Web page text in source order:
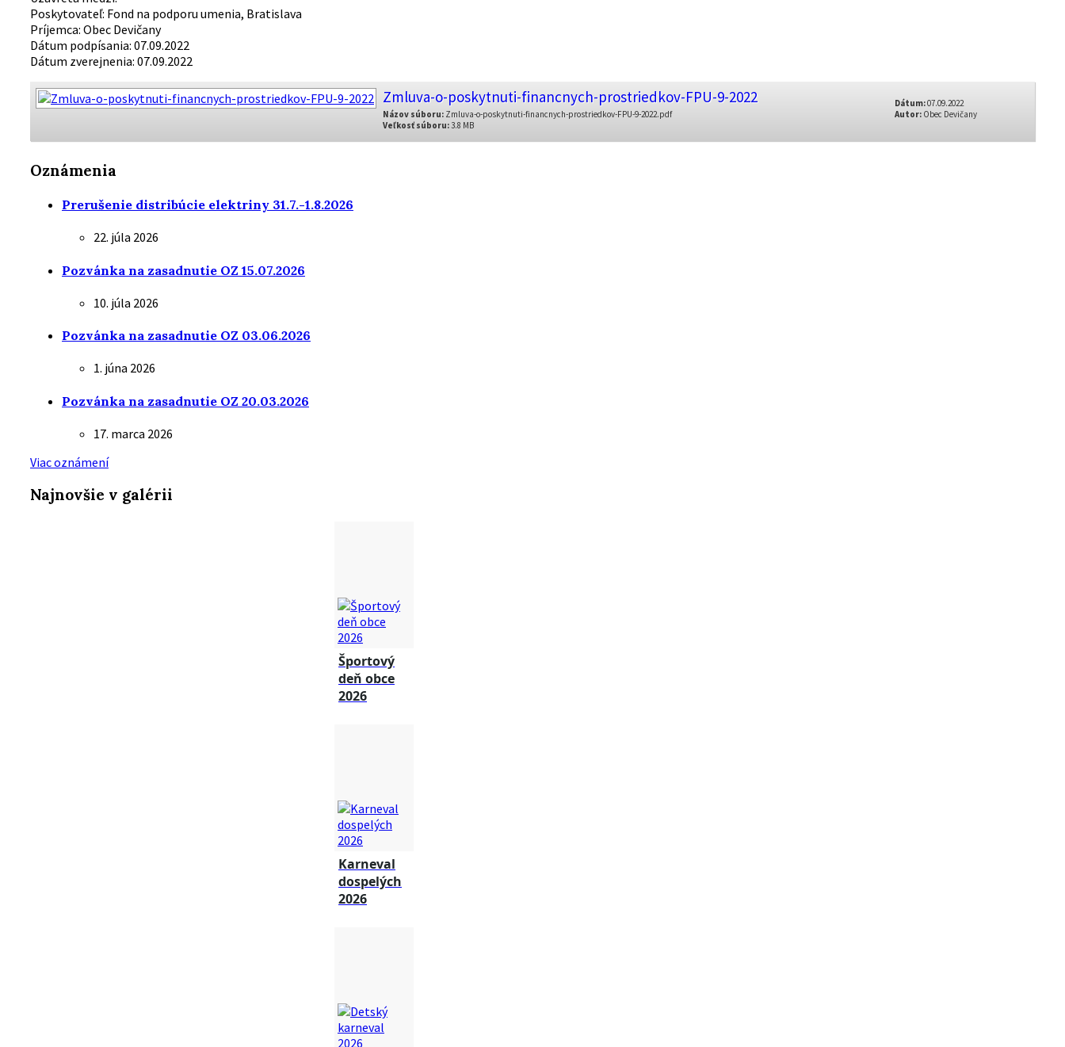
Poskytovateľ: Fond na podporu umenia, Bratislava
Príjemca: Obec Devičany
Dátum podpísania: 07.09.2022
Dátum zverejnenia: 07.09.2022
Zmluva-o-poskytnuti-financnych-prostriedkov-FPU-9-2022
Názov súboru: Zmluva-o-poskytnuti-financnych-prostriedkov-FPU-9-2022.pdf
Veľkosť súboru:3.8 MB
Dátum:07.09.2022
Autor: Obec Devičany
Oznámenia
Prerušenie distribúcie elektriny 31.7.-1.8.2026
22. júla 2026
Pozvánka na zasadnutie OZ 15.07.2026
10. júla 2026
Pozvánka na zasadnutie OZ 03.06.2026
1. júna 2026
Pozvánka na zasadnutie OZ 20.03.2026
17. marca 2026
Viac oznámení
Najnovšie v galérii
Športový
deň obce
2026
Karneval
dospelých
2026